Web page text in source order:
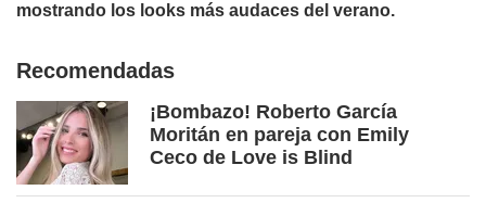
mostrando los looks más audaces del verano.
Recomendadas
¡Bombazo! Roberto García
Moritán en pareja con Emily
Ceco de Love is Blind